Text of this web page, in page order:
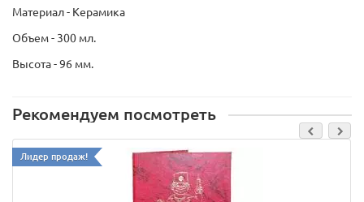
Материал - Керамика
Объем - 300 мл.
Высота - 96 мм.
Рекомендуем посмотреть
Лидер продаж!